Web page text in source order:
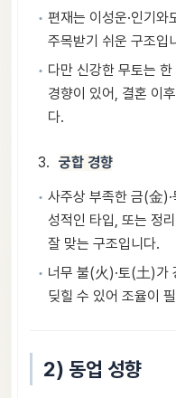
편재는 이성운·인기와
주목받기 쉬운 구조입
다만 신강한 무토는
경향이 있어, 결혼 이
다.
궁합 경향
사주상 부족한 금(金
성적인 타입, 또는 정
잘 맞는 구조입니다.
너무 불(火)·토(土)가
딪힐 수 있어 조율이
2) 동업 성향